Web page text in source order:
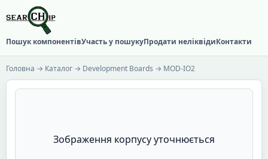
Пошук компонентівУчасть у пошукуПродати неліквідиКонтакти
Головна → Каталог → Development Boards → MOD-IO2
Зображення корпусу уточнюється